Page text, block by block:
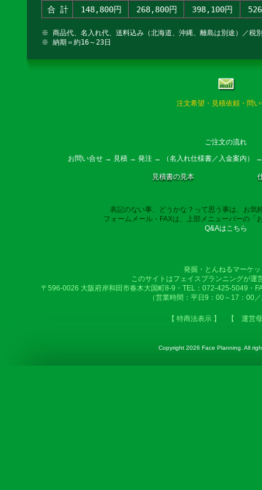
合 計
148,800円 268,800円 398,100円
※ 商品代、名入れ代、送料込み（北海道、沖縄、離島は別途）／税
※ 納期＝約16～23日
注文希望・見積依頼・問
ご注文の流れ
お問い合せ → 見積 → 発注 → （名入れ仕様書／入金案内）
見積書の見本
表記のない事、どうかな？って思う事は、お気
フォームメール・FAXは、上部メニューバーの「
Q&Aはこちら
発掘・とんねるマーケ
このサイトはフェイスプランニングが運
〒596-0026 大阪府岸和田市春木大国町8-9・TEL：072-425-5049・
（営業時間：平日9：00～17：00
【 特商法表示 】 【 運営
Copyright 2026 Face Planning. All